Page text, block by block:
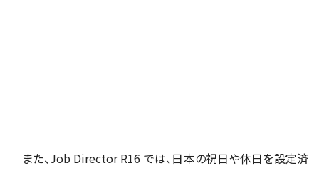
また、Job Director R16 では、日本の祝日や休日を設定済